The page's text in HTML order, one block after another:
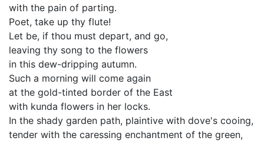
with the pain of parting.
Poet, take up thy flute!
Let be, if thou must depart, and go,
leaving thy song to the flowers
in this dew-dripping autumn.
Such a morning will come again
at the gold-tinted border of the East
with kunda flowers in her locks.
In the shady garden path, plaintive with dove's cooing,
tender with the caressing enchantment of the green,